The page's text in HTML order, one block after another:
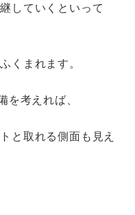
していくといって
くまれます。
を考えれば、
と取れる側面も見え